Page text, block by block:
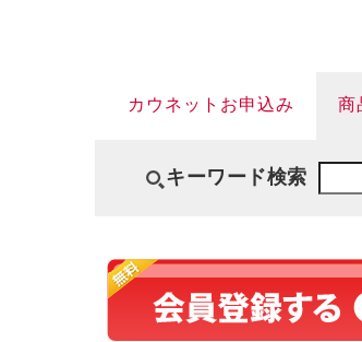
カウネットお申込み 商
キーワード検索